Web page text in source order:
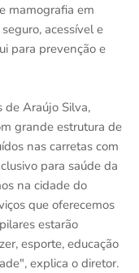
mamografia em
acessível e
para prevenção e
de Araújo Silva,
grande estrutura de
nas carretas com
para saúde da
na cidade do
que oferecemos
estarão
esporte, educação
explica o diretor.